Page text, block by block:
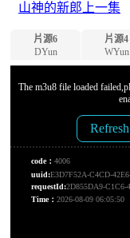
山神的新郎上一集
片源6
DYun
片源4
WYun